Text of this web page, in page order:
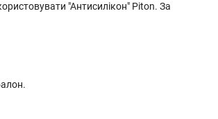
"Антисилікон" Piton. За